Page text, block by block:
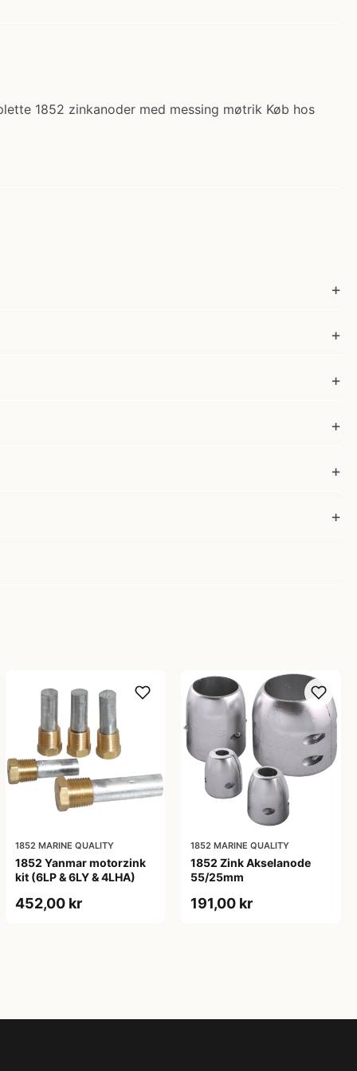
1852 zinkanoder med messing møtrik Køb hos
1852 MARINE QUALITY
1852 Yanmar motorzink
kit (6LP & 6LY & 4LHA)
452,00 kr
1852 MARINE QUALITY
1852 Zink Akselanode
55/25mm
191,00 kr